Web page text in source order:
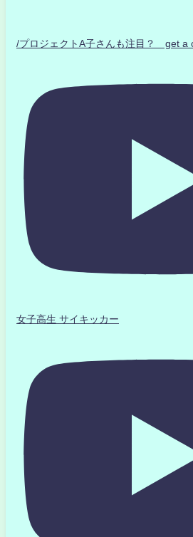
/プロジェクトA子さんも注目？ get a
女子高生 サイキッカー